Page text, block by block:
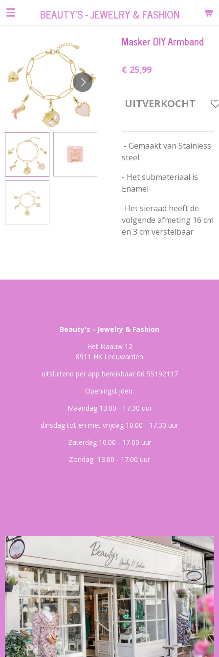
Ga
hoofdinhoud
BEAUTY'S - JEWELRY & FASHION
Masker DIY Armband
€ 25,99
UITVERKOCHT
- Gemaakt van Stainless
steel
- Het submateriaal is
Enamel
-Het sieraad heeft de
volgende afmeting 16 cm
en 3 cm verstelbaar
Beauty's - Jewelry & Fashion
Het Naauw 12
8911 HX Leeuwarden
uitsluitend per app bereikbaar 06 55192117
Openingstijden:
Maandag 13.00 - 17.30 uur
dinsdag tot en met vrijdag 10.00 - 17.30 uur
Zaterdag 10.00 - 17.00 uur
Zondag 13.00 - 17.00 uur